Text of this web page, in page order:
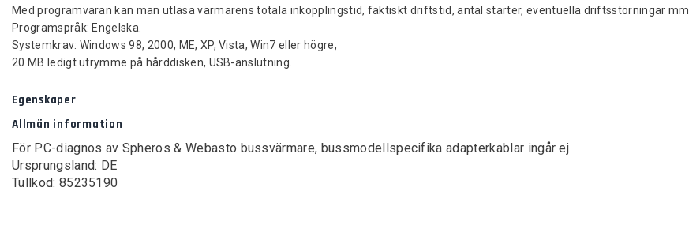
Med programvaran kan man utläsa värmarens totala inkopplingstid, faktiskt driftstid, antal starter, eventuella driftsstörningar mm.
Programspråk: Engelska.
Systemkrav: Windows 98, 2000, ME, XP, Vista, Win7 eller högre,
20 MB ledigt utrymme på hårddisken, USB-anslutning.
Egenskaper
Allmän information
För PC-diagnos av Spheros & Webasto bussvärmare, bussmodellspecifika adapterkablar ingår ej
Ursprungsland: DE
Tullkod: 85235190